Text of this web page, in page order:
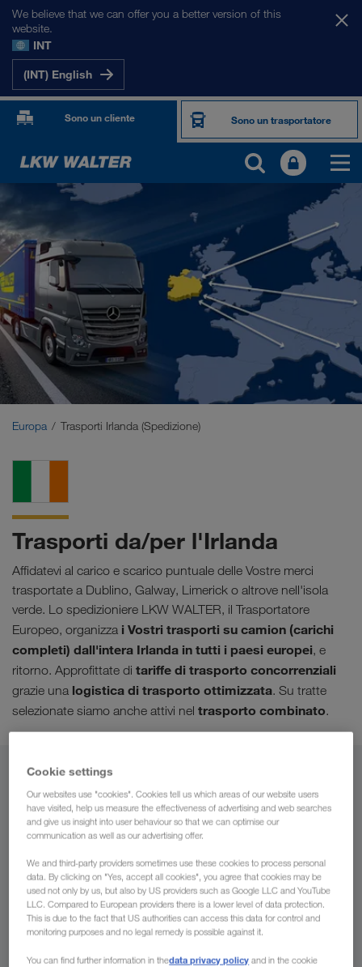
We believe that we can offer you a better version of this
website.
INT
(INT) English
Sono un cliente Sono un trasportatore
I NOSTRI MERCATI
Europa
Asia Centrale
Russia
Medio Oriente
Europa Trasporti Irlanda (Spedizione)
Trasporti da/per l'Irlanda
Affidatevi al carico e scarico puntuale delle Vostre merci
trasportate a Dublino, Galway, Limerick o altrove nell'isola
verde. Lo spedizioniere LKW WALTER, il Trasportatore
Europeo, organizza i Vostri trasporti su camion (carichi
completi) dall'intera Irlanda in tutti i paesi europei, e
ritorno. Approfittate di tariffe di trasporto concorrenziali
grazie una logistica di trasporto ottimizzata. Su tratte
selezionate siamo anche attivi nel trasporto combinato.
Da
Svizzera
Paese
Cookie settings
Our websites use "cookies". Cookies tell us which areas of our website users
have visited, help us measure the effectiveness of advertising and web searches
and give us insight into user behaviour so that we can optimise our
communication as well as our advertising offer.
We and third-party providers sometimes use these cookies to process personal
data. By clicking on "Yes, accept all cookies", you agree that cookies may be
used not only by us, but also by US providers such as Google LLC and YouTube
LLC. Compared to European providers there is a lower level of data protection.
This is due to the fact that US authorities can access this data for control and
monitoring purposes and no legal remedy is possible against it.
You can find further information in thedata privacy policy and in the cookie